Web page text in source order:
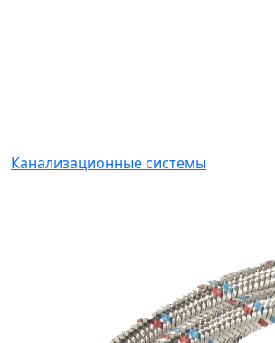
Канализационные системы